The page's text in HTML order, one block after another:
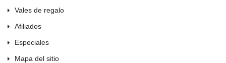
Vales de regalo
Afiliados
Especiales
Mapa del sitio